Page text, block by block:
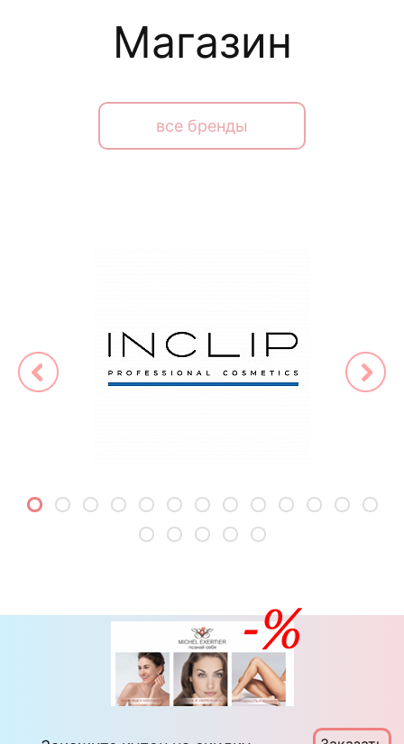
Магазин
все бренды